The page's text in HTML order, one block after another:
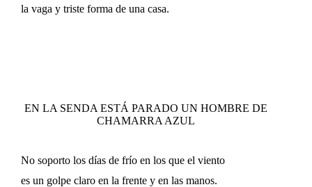
la vaga y triste forma de una casa.
EN LA SENDA ESTÁ PARADO UN HOMBRE DE
CHAMARRA AZUL
No soporto los días de frío en los que el viento
es un golpe claro en la frente y en las manos.